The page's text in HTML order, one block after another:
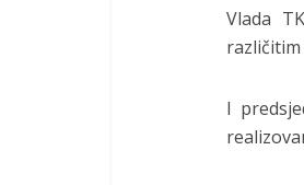
Vlada
I